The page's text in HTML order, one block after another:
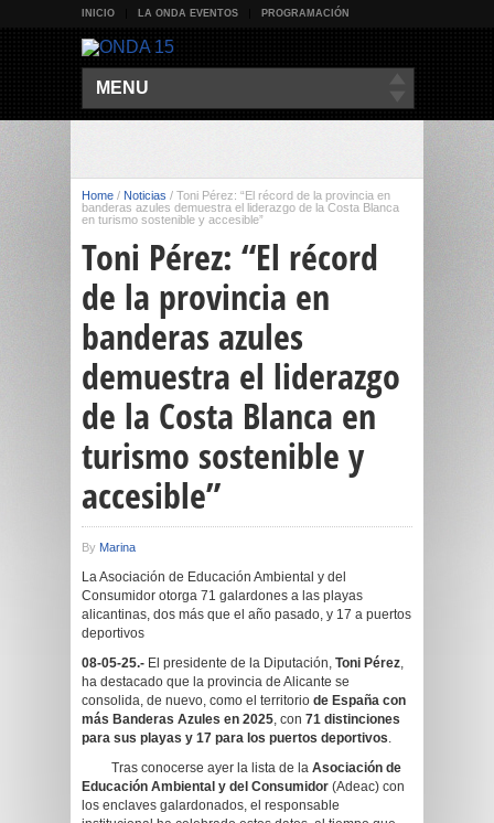
INICIO LA ONDA EVENTOS PROGRAMACIÓN
MENU
Home / Noticias / Toni Pérez: “El récord de la provincia en
banderas azules demuestra el liderazgo de la Costa Blanca
en turismo sostenible y accesible”
Toni Pérez: “El récord
de la provincia en
banderas azules
demuestra el liderazgo
de la Costa Blanca en
turismo sostenible y
accesible”
By Marina
La Asociación de Educación Ambiental y del
Consumidor otorga 71 galardones a las playas
alicantinas, dos más que el año pasado, y 17 a puertos
deportivos
08-05-25.- El presidente de la Diputación, Toni Pérez,
ha destacado que la provincia de Alicante se
consolida, de nuevo, como el territorio de España con
más Banderas Azules en 2025, con 71 distinciones
para sus playas y 17 para los puertos deportivos.
Tras conocerse ayer la lista de la Asociación de
Educación Ambiental y del Consumidor (Adeac) con
los enclaves galardonados, el responsable